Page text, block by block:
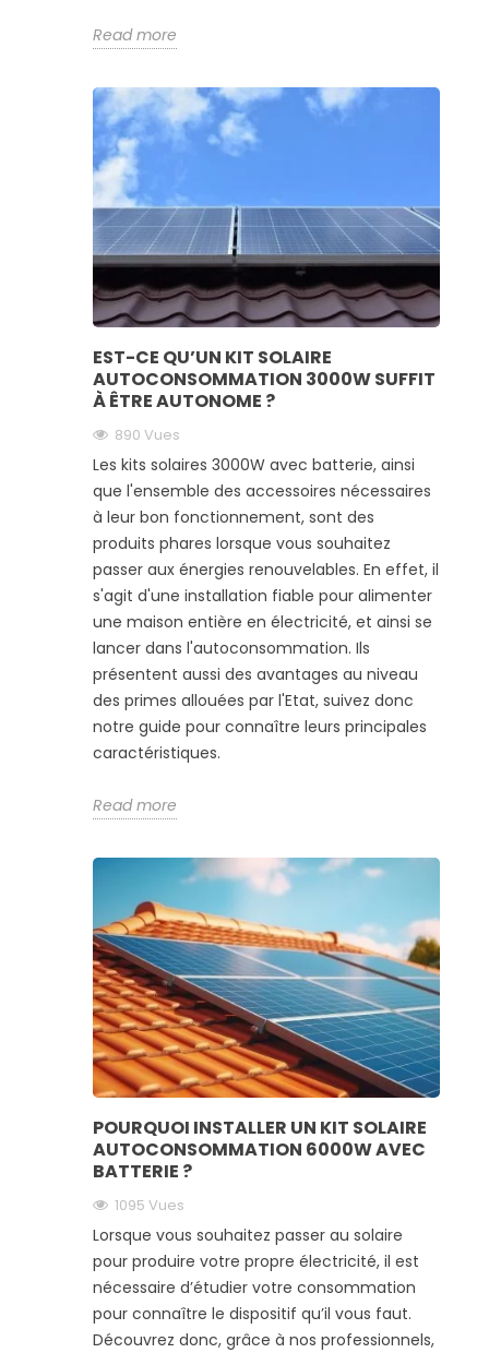
Read more
EST-CE QU’UN KIT SOLAIRE
AUTOCONSOMMATION 3000W SUFFIT
À ÊTRE AUTONOME ?
890 Vues
Les kits solaires 3000W avec batterie, ainsi
que l'ensemble des accessoires nécessaires
à leur bon fonctionnement, sont des
produits phares lorsque vous souhaitez
passer aux énergies renouvelables. En effet, il
s'agit d'une installation fiable pour alimenter
une maison entière en électricité, et ainsi se
lancer dans l'autoconsommation. Ils
présentent aussi des avantages au niveau
des primes allouées par l'Etat, suivez donc
notre guide pour connaître leurs principales
caractéristiques.
Read more
POURQUOI INSTALLER UN KIT SOLAIRE
AUTOCONSOMMATION 6000W AVEC
BATTERIE ?
1095 Vues
Lorsque vous souhaitez passer au solaire
pour produire votre propre électricité, il est
nécessaire d’étudier votre consommation
pour connaître le dispositif qu’il vous faut.
Découvrez donc, grâce à nos professionnels,